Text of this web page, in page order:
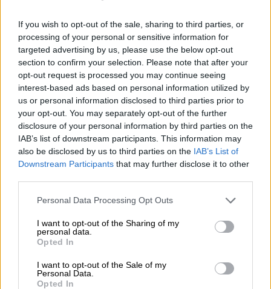
If you wish to opt-out of the sale, sharing to third parties, or
processing of your personal or sensitive information for
targeted advertising by us, please use the below opt-out
section to confirm your selection. Please note that after your
opt-out request is processed you may continue seeing
interest-based ads based on personal information utilized by
us or personal information disclosed to third parties prior to
your opt-out. You may separately opt-out of the further
disclosure of your personal information by third parties on the
IAB’s list of downstream participants. This information may
also be disclosed by us to third parties on the IAB’s List of
Downstream Participants that may further disclose it to other
Please note that this website/app uses one or more Google
not limited to your visit or usage behaviour. You may click to
grant or deny consent to Google and its third-party tags to
use your data for below specified purposes in below Google
consent section.
Personal Data Processing Opt Outs
I want to opt-out of the Sharing of my
personal data.
Opted In
I want to opt-out of the Sale of my
Personal Data.
Opted In
Προσθέστε το ΕΘΝΟΣ στη Google
Ουπουργός Εξωτερικών Νίκος Δένδιαςείχε
στις 4 Απριλίου τηλεφωνική συνομιλία με
τον Ιταλό ομόλογό του,Λουίτζι ΝτιΜάιο, ο
οποίος εξέφρασε την εκτίμησή του για τη
χθεσινή τελετή συμπαράστασης της Ελλάδας
προς την Ιταλία, που διοργανώθηκε από το
ΥΠΕΞ και τη Βουλή των Ελλήνων.